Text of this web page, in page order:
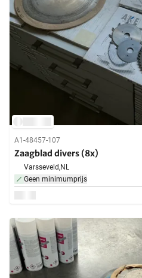
A1-48457-107
Zaagblad divers (8x)
Varsseveld,NL
Geen minimumprijs